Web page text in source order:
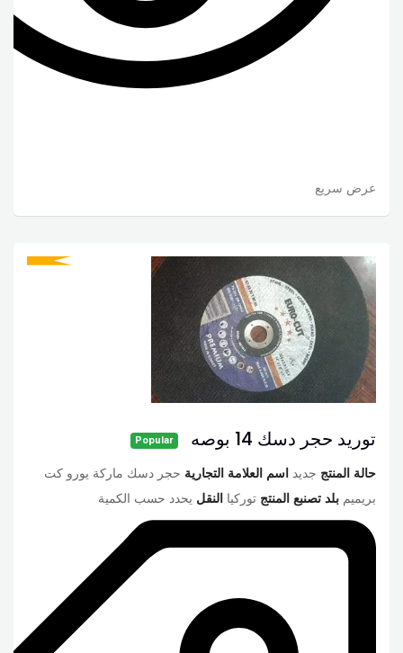
عرض سريع
توريد حجر دسك 14 بوصه Popular
حالة المنتج جديد اسم العلامة التجارية حجر دسك ماركة يورو كت
بريميم بلد تصنبع المنتج توركيا النقل يحدد حسب الكمية